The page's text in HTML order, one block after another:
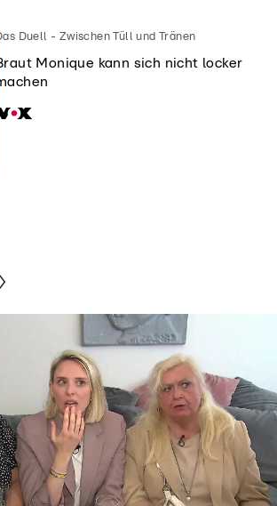
Duell - Zwischen Tüll und Tränen
Monique kann sich nicht locker